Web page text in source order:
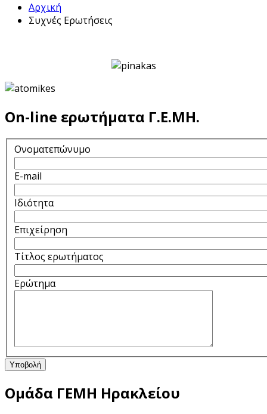
Αρχική
Συχνές Ερωτήσεις
On-line ερωτήματα Γ.Ε.ΜΗ.
Ονοματεπώνυμο
E-mail
Ιδιότητα
Επιχείρηση
Τίτλος ερωτήματος
Ερώτημα
Υποβολή
Ομάδα ΓΕΜΗ Ηρακλείου